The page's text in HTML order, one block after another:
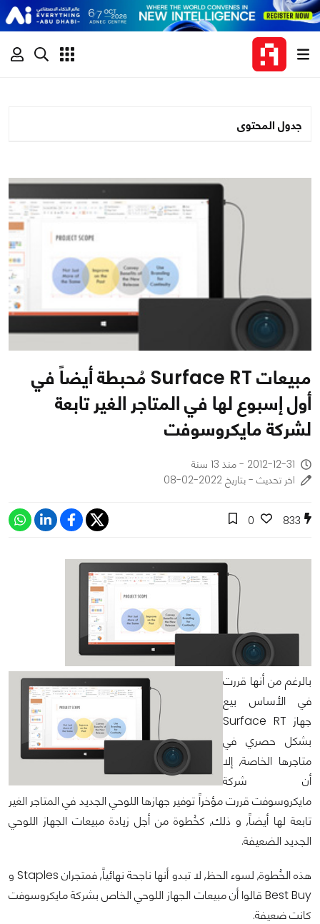
جدول المحتوى
مبيعات Surface RT مُحبطة أيضاً في
أول إسبوع لها في المتاجر الغير تابعة
لشركة مايكروسوفت
2012-12-31 - منذ 13 سنة
اخر تحديث - بتاريخ 2022-02-08
833
0
بالرغم من أنها قررت
في الأساس بيع
جهاز Surface RT
بشكل حصري في
متاجرها الخاصة, إلا
أن شركة
مايكروسوفت قررت مؤخراً توفير جهازها اللوحي الجديد في المتاجر الغير
تابعة لها أيضاً, و ذلك, كخُطوة من أجل زيادة مبيعات الجهاز اللوحي
الجديد الضعيفة.
هذه الخُطوة, لسوء الحظ, لا تبدو أنها ناجحة نهائياً, فمتجران Staples و
Best Buy قالوا أن مبيعات الجهاز اللوحي الخاص بشركة مايكروسوفت
كانت ضعيفة.